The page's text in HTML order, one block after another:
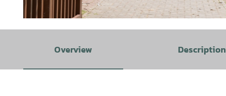
Overview Description